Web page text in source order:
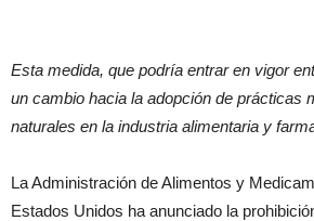
Esta medida, que podría entrar en vigor
un cambio hacia la adopción de prácticas
naturales en la industria alimentaria y
La Administración de Alimentos y
Estados Unidos ha anunciado la